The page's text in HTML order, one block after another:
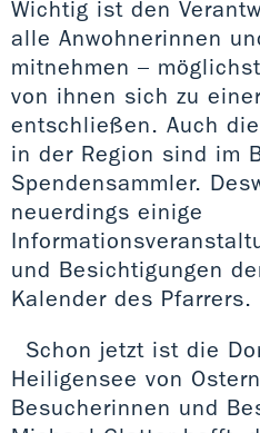
Wichtig ist den
alle Anwohnerinnen
mitnehmen –
von ihnen sich zu
entschließen. Auch
in der Region sind im
Spendensammler.
neuerdings einige
und Besichtigungen
Kalender des Pfarrers.
Schon jetzt ist die
Heiligensee von
Besucherinnen und